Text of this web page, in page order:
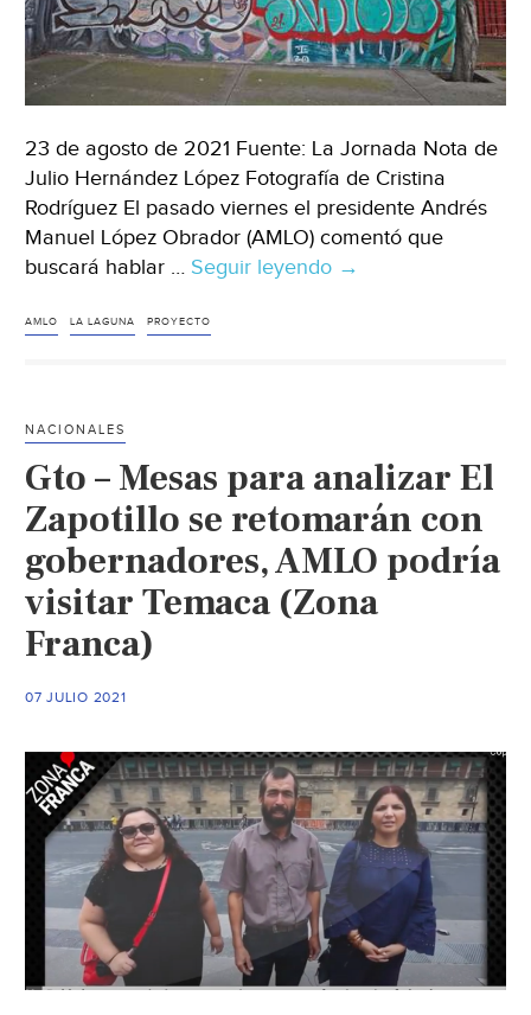
23 de agosto de 2021 Fuente: La Jornada Nota de
Julio Hernández López Fotografía de Cristina
Rodríguez El pasado viernes el presidente Andrés
Manuel López Obrador (AMLO) comentó que
buscará hablar … Seguir leyendo Durango-
Ambientalismo
bajo
amago
//
Imponer
Lala,
conversos
(La
Jornada)
→
AMLO LA LAGUNA PROYECTO
NACIONALES
Gto – Mesas para analizar El
Zapotillo se retomarán con
gobernadores, AMLO podría
visitar Temaca (Zona
Franca)
07 JULIO 2021